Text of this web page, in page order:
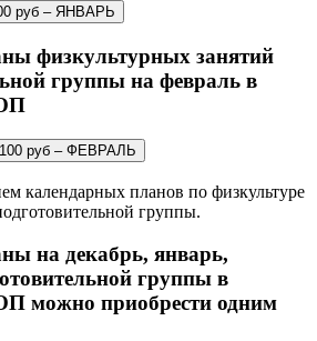
физкультурных занятий
группы на февраль в
календарных планов по физкультуре
группы.
на декабрь, январь,
группы в
можно приобрести одним